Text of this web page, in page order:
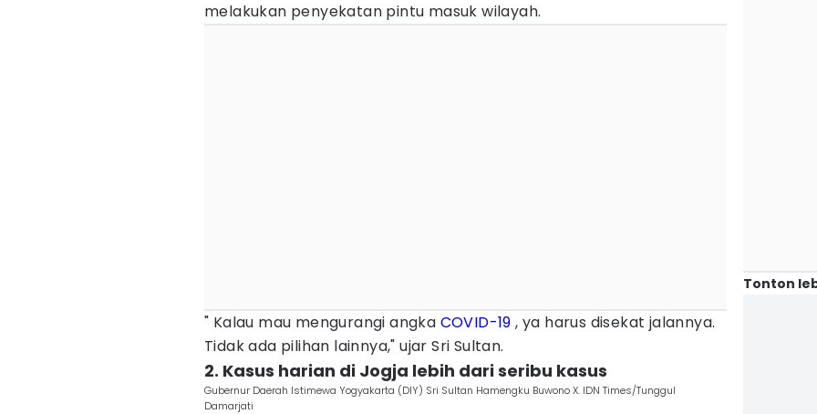
melakukan penyekatan pintu masuk wilayah.
" Kalau mau mengurangi angka COVID-19 , ya harus disekat jalannya.
Tidak ada pilihan lainnya," ujar Sri Sultan.
2. Kasus harian di Jogja lebih dari seribu kasus
Gubernur Daerah Istimewa Yogyakarta (DIY) Sri Sultan Hamengku Buwono X. IDN Times/Tunggul
Damarjati
Tonton